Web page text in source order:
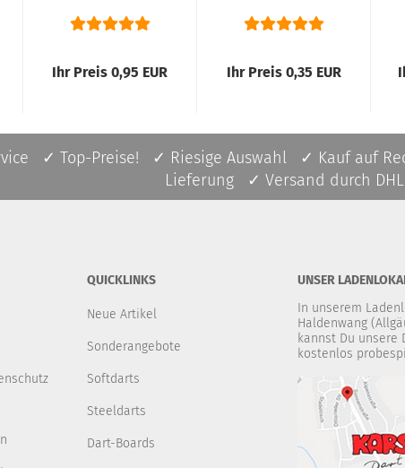
Farben...
Ihr Preis 0,95 EUR Ihr Preis 0,35 EUR
✓ Top-Preise! ✓ Riesige Auswahl ✓ Kauf auf
Lieferung ✓ Versand durch DHL
QUICKLINKS
Neue Artikel
Sonderangebote
Softdarts
Steeldarts
Dart-Boards
UNSER
In unserem
Haldenwang
kannst Du unsere
kostenlos